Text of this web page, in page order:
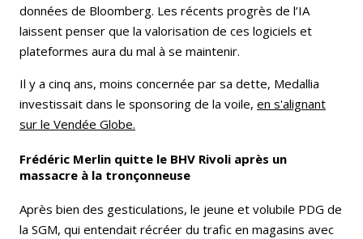
données de Bloomberg. Les récents progrès de l’IA
laissent penser que la valorisation de ces logiciels et
plateformes aura du mal à se maintenir.
Il y a cinq ans, moins concernée par sa dette, Medallia
investissait dans le sponsoring de la voile, en s'alignant
sur le Vendée Globe.
Frédéric Merlin quitte le BHV Rivoli après un
massacre à la tronçonneuse
Après bien des gesticulations, le jeune et volubile PDG de
la SGM, qui entendait récréer du trafic en magasins avec